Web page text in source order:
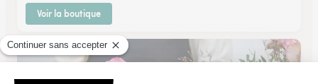
Voir la boutique